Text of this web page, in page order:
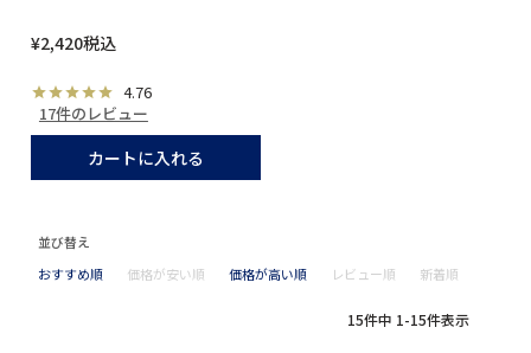
¥2,420税込
4.76
17件のレビュー
カートに入れる
並び替え
おすすめ順
価格が安い順 価格が高い順 レビュー順 新着順
15件中 1-15件表示